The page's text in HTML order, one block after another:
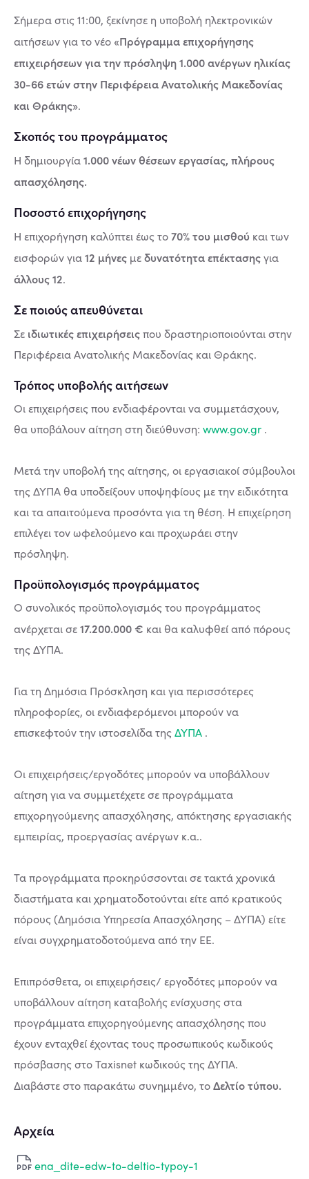
Σήμερα στις 11:00, ξεκίνησε η υποβολή ηλεκτρονικών
αιτήσεων για το νέο «Πρόγραμμα επιχορήγησης
επιχειρήσεων για την πρόσληψη 1.000 ανέργων ηλικίας
30-66 ετών στην Περιφέρεια Ανατολικής Μακεδονίας
και Θράκης».
Σκοπός του προγράμματος
Η δημιουργία1.000 νέων θέσεων εργασίας, πλήρους
απασχόλησης.
Ποσοστό επιχορήγησης
Η επιχορήγηση καλύπτει έως το70% του μισθού και των
εισφορών για12 μήνες μεδυνατότητα επέκτασηςγια
άλλους 12.
Σε ποιούς απευθύνεται
Σε ιδιωτικές επιχειρήσειςπου δραστηριοποιούνται στην
Περιφέρεια Ανατολικής Μακεδονίας και Θράκης.
Τρόπος υποβολής αιτήσεων
Οι επιχειρήσεις που ενδιαφέρονται να συμμετάσχουν,
θα υποβάλουν αίτηση στη διεύθυνση: www.gov.gr .
Μετά την υποβολή της αίτησης, οι εργασιακοί σύμβουλοι
της ΔΥΠΑ θα υποδείξουν υποψηφίους με την ειδικότητα
και τα απαιτούμενα προσόντα για τη θέση. Η επιχείρηση
επιλέγει τον ωφελούμενο και προχωράει στην
πρόσληψη.
Προϋπολογισμός προγράμματος
Ο συνολικός προϋπολογισμός του προγράμματος
ανέρχεται σε17.200.000 € και θα καλυφθεί από πόρους
της ΔΥΠΑ.
Για τη Δημόσια Πρόσκληση και για περισσότερες
πληροφορίες, οι ενδιαφερόμενοι μπορούν να
επισκεφτούν την ιστοσελίδα τηςΔΥΠΑ .
Οι επιχειρήσεις/εργοδότες μπορούν να υποβάλλουν
αίτηση για να συμμετέχετε σε προγράμματα
επιχορηγούμενης απασχόλησης, απόκτησης εργασιακής
εμπειρίας, προεργασίας ανέργων κ.α..
Τα προγράμματα προκηρύσσονται σε τακτά χρονικά
διαστήματα και χρηματοδοτούνται είτε από κρατικούς
πόρους (Δημόσια Υπηρεσία Απασχόλησης – ΔΥΠΑ) είτε
είναι συγχρηματοδοτούμενα από την ΕΕ.
Επιπρόσθετα, οι επιχειρήσεις/ εργοδότες μπορούν να
υποβάλλουν αίτηση καταβολής ενίσχυσης στα
προγράμματα επιχορηγούμενης απασχόλησης που
έχουν ενταχθεί έχοντας τους προσωπικούς κωδικούς
πρόσβασης στο Taxisnet κωδικούς της ΔΥΠΑ.
Διαβάστε στο παρακάτω συνημμένο, τοΔελτίο τύπου.
Αρχεία
ena_dite-edw-to-deltio-typoy-1